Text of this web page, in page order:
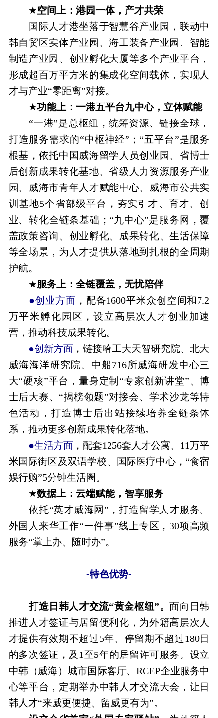
★空间上：港园一体，产才共荣
国际人才港坐落于智慧谷产业园，联动中
韩自贸区实体产业园、海工装备产业园、智能
制造产业园、创业孵化大厦等多个产业平台，
形成超百万平方米的集成化空间载体，实现人
才与产业“零距离”对接。
★功能上：一港五平台九中心，立体赋能
“一港”是总枢纽，统筹资源、链接全球，
打造服务需求的“中枢神经”；“五平台”是服务
根基，依托中国威海留学人员创业园、省博士
后创新成果转化基地、省级人力资源服务产业
园、威海市青年人才赋能中心、威海市公共实
训基地5个省部级平台，夯实引才、育才、创
业、转化全链条基础；“九中心”是服务网，覆
盖政策咨询、创业孵化、成果转化、生活保障
等全场景，为人才提供从落地到扎根的全周期
护航。
★服务上：全链覆盖，无忧陪伴
●创业方面 ，配备1600平米众创空间和7.2
万平米孵化园区，设立高层次人才创业加速
营，推动科技成果转化。
●创新方面 ，链接哈工大天智研究院、北大
威海海洋研究院、中船716所威海研发中心三
大“硬核”平台，量身定制“专家创新讲堂”、博
士后大赛、“揭榜领题”对接会、学术沙龙等特
色活动，打造博士后出站接续培养全链条体
系，推动更多创新成果转化落地。
●生活方面 ，配套1256套人才公寓、11万平
米国际街区及双语学校、国际医疗中心，“食宿
娱行购”5分钟生活圈。
★数据上：云端赋能，智享服务
依托“英才威海网”，打造留学人才服务、
外国人来华工作“一件事”线上专区，30项高频
服务“掌上办、随时办”。
-特色优势-
打造日韩人才交流“黄金枢纽”。面向日韩
推进人才签证与居留便利化，为外籍高层次人
才提供有效期不超过5年、停留期不超过180日
的多次签证，及1至5年的居留许可服务。设立
中韩（威海）城市国际客厅、RCEP企业服务中
心等平台，定期举办中韩人才交流大会，让日
韩人才“来威更便捷、留威更有为”。